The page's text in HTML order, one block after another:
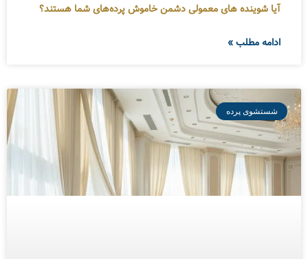
آیا شوینده های معمولی دشمن خاموش پرده‌های شما هستند؟
ادامه مطلب »
شستشوی پرده